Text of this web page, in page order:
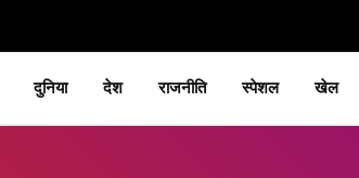
दुनिया देश राजनीति स्पेशल खेल